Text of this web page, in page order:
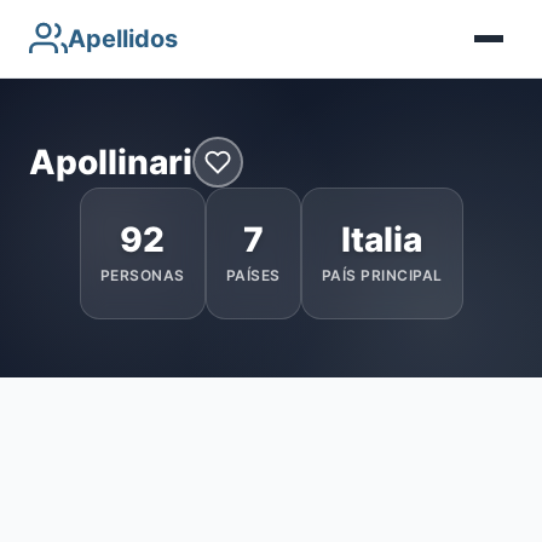
Apellidos
Apollinari
92
PERSONAS
7
PAÍSES
Italia
PAÍS PRINCIPAL